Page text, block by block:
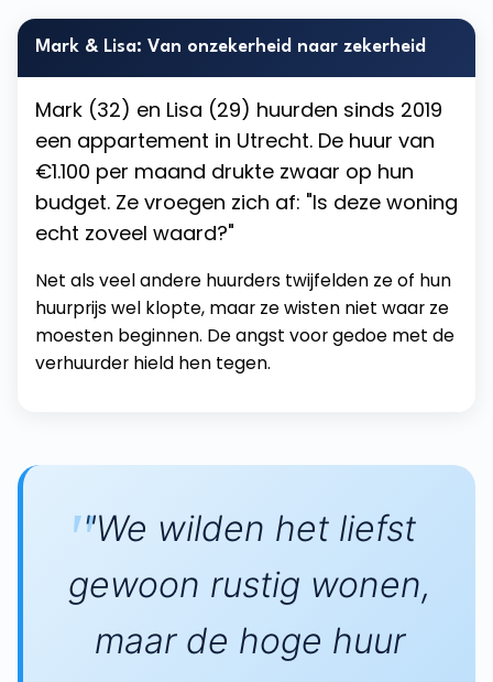
Mark & Lisa: Van onzekerheid naar zekerheid
Mark (32) en Lisa (29) huurden sinds 2019
een appartement in Utrecht. De huur van
€1.100 per maand drukte zwaar op hun
budget. Ze vroegen zich af: "Is deze woning
echt zoveel waard?"
Net als veel andere huurders twijfelden ze of hun
huurprijs wel klopte, maar ze wisten niet waar ze
moesten beginnen. De angst voor gedoe met de
verhuurder hield hen tegen.
"We wilden het liefst
gewoon rustig wonen,
maar de hoge huur